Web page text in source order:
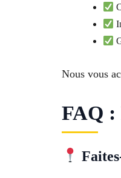
Nous vous
FAQ :